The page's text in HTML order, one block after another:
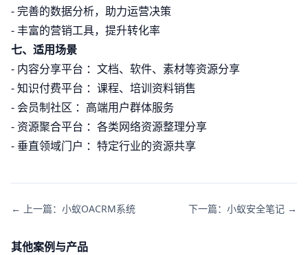
- 完善的数据分析，助力运营决策
- 丰富的营销工具，提升转化率
七、适用场景
- 内容分享平台 ：文档、软件、素材等资源分享
- 知识付费平台 ：课程、培训资料销售
- 会员制社区 ：高端用户群体服务
- 资源聚合平台 ：各类网络资源整理分享
- 垂直领域门户 ：特定行业的资源共享
← 上一篇：小蚁OACRM系统 下一篇：小蚁安全笔记 →
其他案例与产品